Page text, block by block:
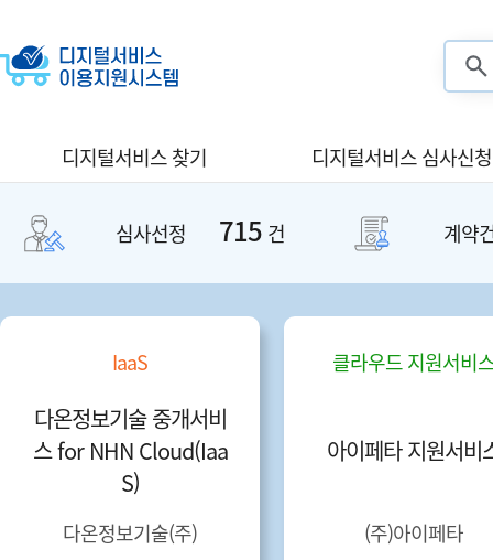
디지털서비스 찾기 디지털서비스 심사신청
심사선정 715 건 계약
IaaS
다온정보기술 중개서비
스 for NHN Cloud(Iaa
S)
다온정보기술(주)
클라우드 지원서비
아이페타 지원서비
(주)아이페타